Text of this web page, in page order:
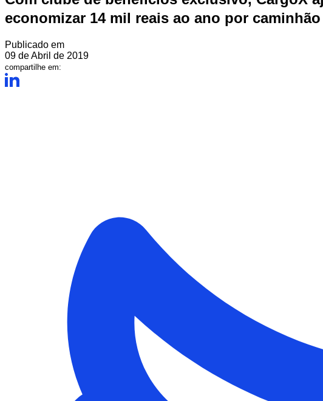
economizar 14 mil reais ao ano por caminhão
Publicado em
09 de Abril de 2019
compartilhe em: